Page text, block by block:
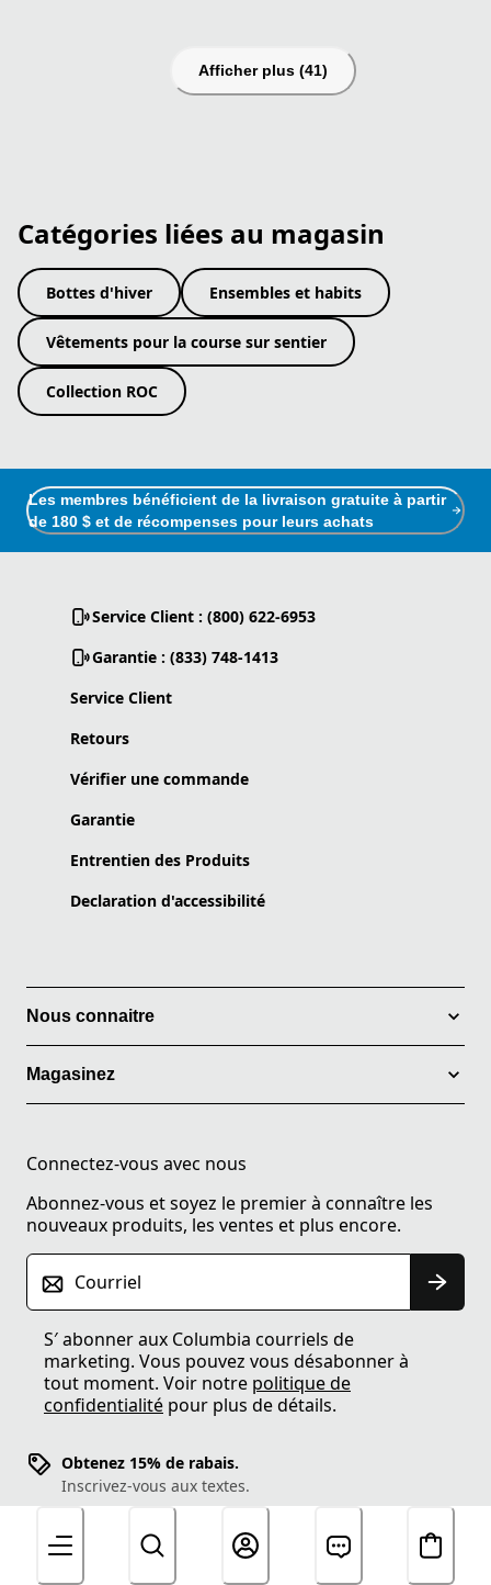
Afficher plus (41)
Catégories liées au magasin
Bottes d'hiver Ensembles et habits
Vêtements pour la course sur sentier
Collection ROC
Les membres bénéficient de la livraison gratuite à partir
de 180 $ et de récompenses pour leurs achats
Service Client : (800) 622-6953
Garantie : (833) 748-1413
Service Client
Retours
Vérifier une commande
Garantie
Entrentien des Produits
Declaration d'accessibilité
Nous connaitre
Magasinez
Connectez-vous avec nous
Abonnez-vous et soyez le premier à connaître les
nouveaux produits, les ventes et plus encore.
Courriel
S′ abonner aux Columbia courriels de
marketing. Vous pouvez vous désabonner à
tout moment. Voir notre politique de
confidentialité pour plus de détails.
Obtenez 15% de rabais.
Inscrivez-vous aux textes.